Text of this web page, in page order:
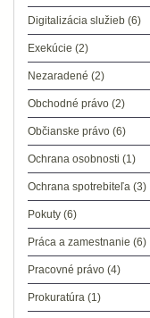
Digitalizácia služieb (6)
Exekúcie (2)
Nezaradené (2)
Obchodné právo (2)
Občianske právo (6)
Ochrana osobnosti (1)
Ochrana spotrebiteľa (3)
Pokuty (6)
Práca a zamestnanie (6)
Pracovné právo (4)
Prokuratúra (1)